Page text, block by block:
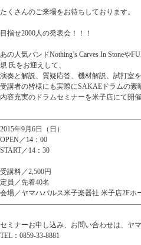
たくさんのご来場をお待ちしております。
目指せ2000人の発表会！！！
あの人気バンドNothing’s Carves In Stoneや
規 氏をお迎えして、
演奏と解説、質疑応答、機材解説、試打室
受講者の皆様にも実際にSAKAEドラムの素
内容充実のドラムセミナーを米子店にて開催
2015年9月6日（日）
OPEN／14：00
START／14：30
受講料／2,500円
定員／先着40名
会場／ヤマハパルス米子楽器社 米子店2Fホ
セミナーお申し込み、お問い合わせは、ヤ
TEL：0859-33-8881